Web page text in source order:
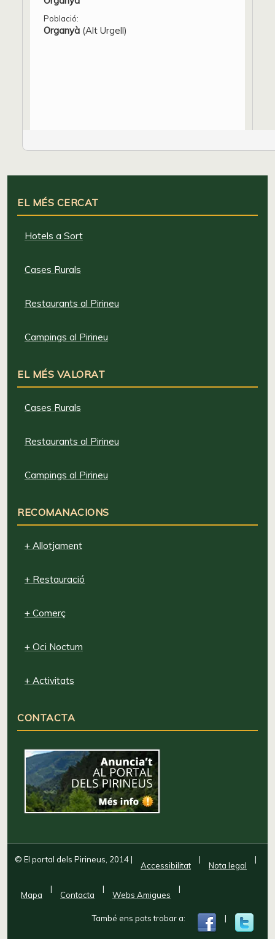
Població:
Organyà (Alt Urgell)
EL MÉS CERCAT
Hotels a Sort
Cases Rurals
Restaurants al Pirineu
Campings al Pirineu
EL MÉS VALORAT
Cases Rurals
Restaurants al Pirineu
Campings al Pirineu
RECOMANACIONS
+ Allotjament
+ Restauració
+ Comerç
+ Oci Nocturn
+ Activitats
CONTACTA
© El portal dels Pirineus, 2014|
Accessibilitat
|
Nota legal
|
Mapa
|
Contacta
|
Webs Amigues
|
També ens pots trobar a: |